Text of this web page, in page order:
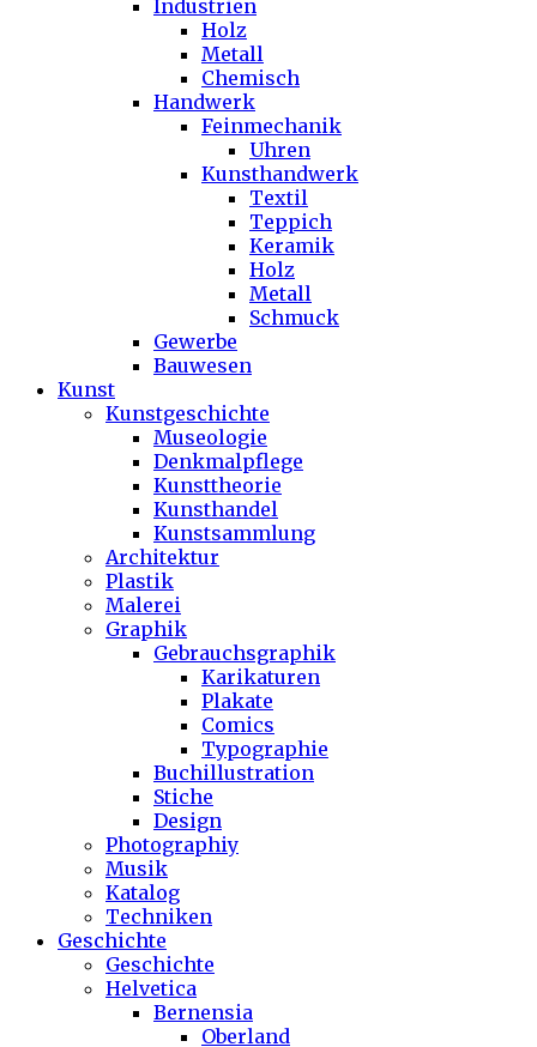
Industrien
Holz
Metall
Chemisch
Handwerk
Feinmechanik
Uhren
Kunsthandwerk
Textil
Teppich
Keramik
Holz
Metall
Schmuck
Gewerbe
Bauwesen
Kunst
Kunstgeschichte
Museologie
Denkmalpflege
Kunsttheorie
Kunsthandel
Kunstsammlung
Architektur
Plastik
Malerei
Graphik
Gebrauchsgraphik
Karikaturen
Plakate
Comics
Typographie
Buchillustration
Stiche
Design
Photographiy
Musik
Katalog
Techniken
Geschichte
Geschichte
Helvetica
Bernensia
Oberland